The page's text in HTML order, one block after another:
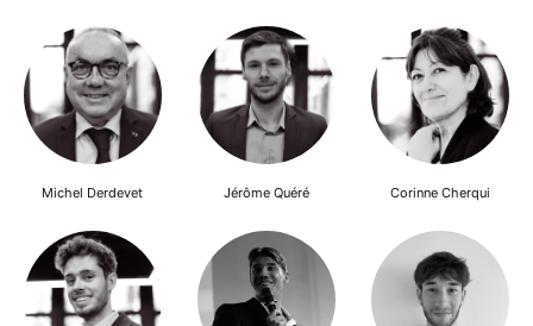
Michel Derdevet Jérôme Quéré Corinne Cherqui